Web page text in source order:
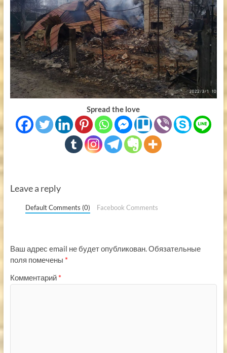
Spread the love
Leave a reply
Default Comments (0) Facebook Comments
Ваш адрес email не будет опубликован.Обязательные
поля помечены *
Комментарий *